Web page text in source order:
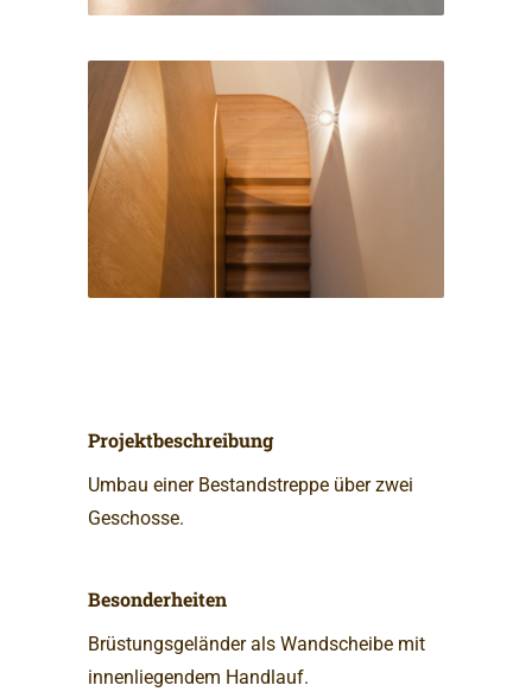
Projektbeschreibung
Umbau einer Bestandstreppe über zwei
Geschosse.
Besonderheiten
Brüstungsgeländer als Wandscheibe mit
innenliegendem Handlauf.